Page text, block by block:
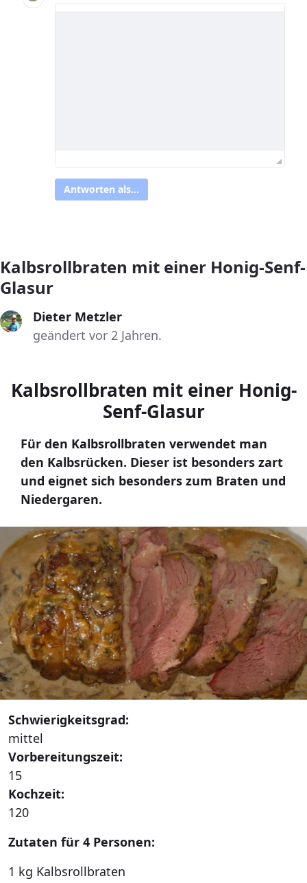
Antworten als...
Kalbsrollbraten mit einer Honig-Senf-
Glasur
Dieter Metzler
geändert vor 2 Jahren.
Kalbsrollbraten mit einer Honig-
Senf-Glasur
Für den Kalbsrollbraten verwendet man
den Kalbsrücken. Dieser ist besonders zart
und eignet sich besonders zum Braten und
Niedergaren.
Schwierigkeitsgrad:
mittel
Vorbereitungszeit:
15
Kochzeit:
120
Zutaten für 4 Personen:
1 kg Kalbsrollbraten